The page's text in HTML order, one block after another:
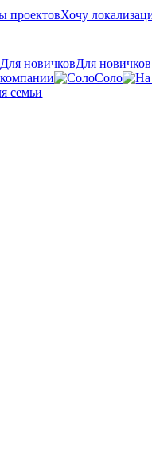
проектовХочу
Для новичков
Соло
семьи